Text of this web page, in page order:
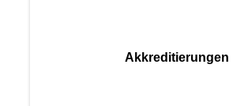
Akkreditierungen